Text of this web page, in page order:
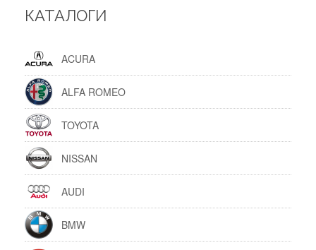
КАТАЛОГИ
ACURA
ALFA ROMEO
TOYOTA
NISSAN
AUDI
BMW